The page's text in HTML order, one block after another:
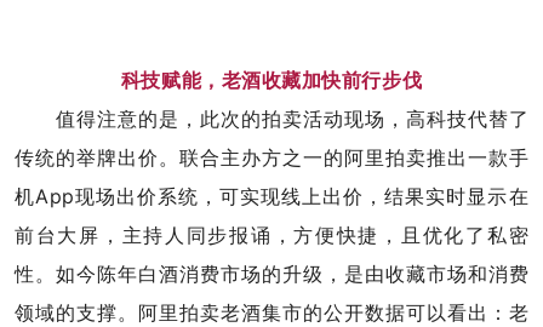
科技赋能，老酒收藏加快前行步伐
值得注意的是，此次的拍卖活动现场，高科技代替了
传统的举牌出价。联合主办方之一的阿里拍卖推出一款手
机App现场出价系统，可实现线上出价，结果实时显示在
前台大屏，主持人同步报诵，方便快捷，且优化了私密
性。如今陈年白酒消费市场的升级，是由收藏市场和消费
领域的支撑。阿里拍卖老酒集市的公开数据可以看出：老